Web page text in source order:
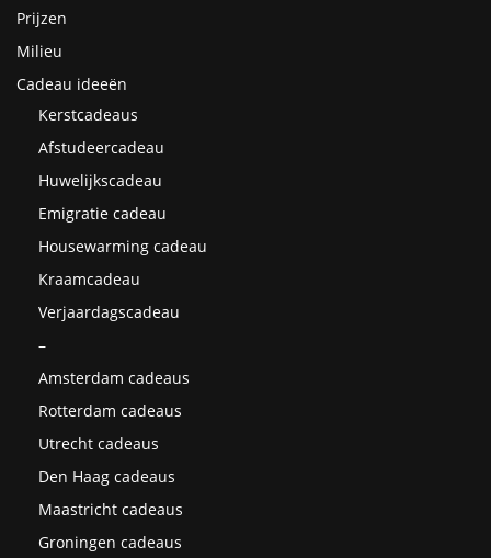
Prijzen
Milieu
Cadeau ideeën
Kerstcadeaus
Afstudeercadeau
Huwelijkscadeau
Emigratie cadeau
Housewarming cadeau
Kraamcadeau
Verjaardagscadeau
–
Amsterdam cadeaus
Rotterdam cadeaus
Utrecht cadeaus
Den Haag cadeaus
Maastricht cadeaus
Groningen cadeaus